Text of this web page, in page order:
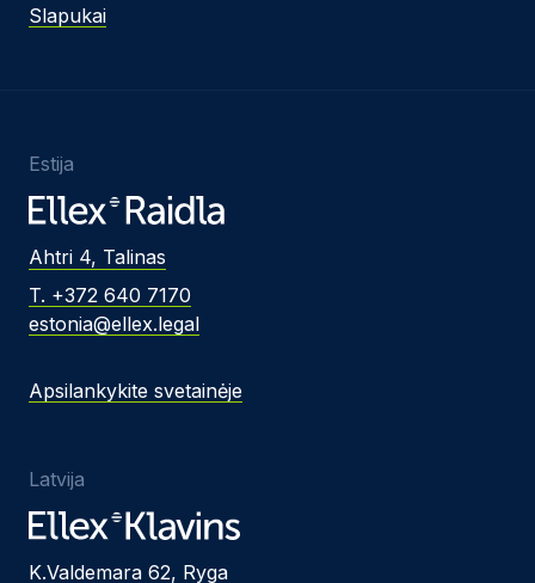
Slapukai
Estija
Ahtri 4, Talinas
T. +372 640 7170
estonia@ellex.legal
Apsilankykite svetainėje
Latvija
K.Valdemara 62, Ryga